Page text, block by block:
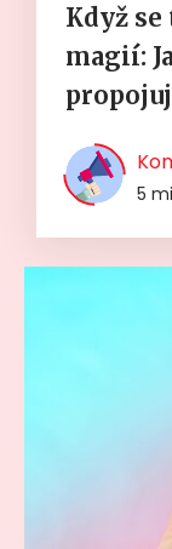
Když
magií:
5